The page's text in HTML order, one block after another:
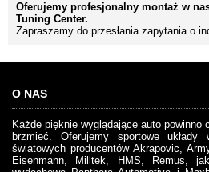
Oferujemy profesjonalny montaż w
Tuning Center.
Zapraszamy do przesłania zapytania o
O NAS
Każde pięknie wyglądające auto powinno
brzmieć. Oferujemy sportowe układy
światowych producentów Akrapovic,
Eisenmann, Milltek, HMS, Remus,